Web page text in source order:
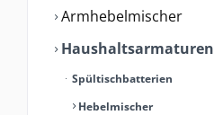
Armhebelmischer
Haushaltsarmaturen
Spültischbatterien
Hebelmischer